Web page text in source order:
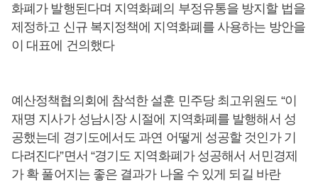
화폐가 발행된다며 지역화폐의 부정유통을 방지할 법을
제정하고 신규 복지정책에 지역화폐를 사용하는 방안을
이 대표에 건의했다
예산정책협의회에 참석한 설훈 민주당 최고위원도 “이
재명 지사가 성남시장 시절에 지역화폐를 발행해서 성
공했는데 경기도에서도 과연 어떻게 성공할 것인가 기
다려진다”면서 “경기도 지역화폐가 성공해서 서민경제
가 확 풀어지는 좋은 결과가 나올 수 있게 되길 바란